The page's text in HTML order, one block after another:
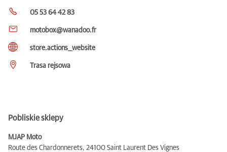
05 53 64 42 83
motobox@wanadoo.fr
store.actions__website
Trasa rejsowa
Pobliskie sklepy
MJAP Moto
Route des Chardonnerets, 24100 Saint Laurent Des Vignes